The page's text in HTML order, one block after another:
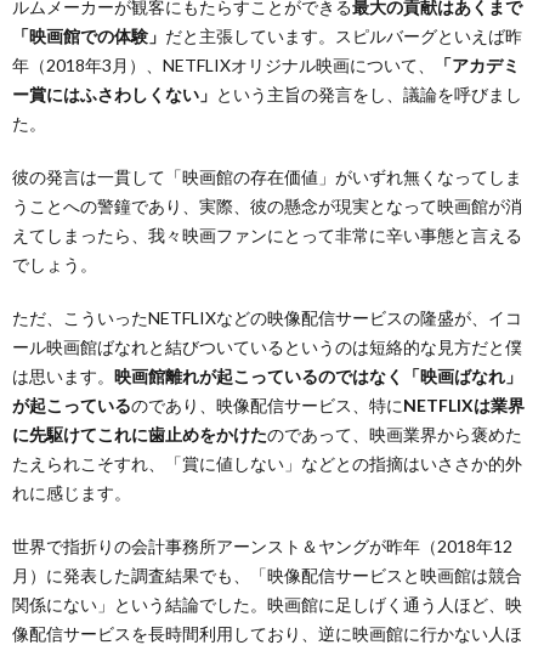
ルムメーカーが観客にもたらすことができる最大の貢献はあくまで
「映画館での体験」 だと主張しています。スピルバーグといえば昨
年（2018年3月）、NETFLIXオリジナル映画について、
「アカデミ
ー賞にはふさわしくない」 という主旨の発言をし、議論を呼びまし
た。
彼の発言は一貫して「映画館の存在価値」がいずれ無くなってしま
うことへの警鐘であり、実際、彼の懸念が現実となって映画館が消
えてしまったら、我々映画ファンにとって非常に辛い事態と言える
でしょう。
ただ、こういったNETFLIXなどの映像配信サービスの隆盛が、イコ
ール映画館ばなれと結びついているというのは短絡的な見方だと僕
は思います。 映画館離れが起こっているのではなく「映画ばなれ」
が起こっているのであり、映像配信サービス、特にNETFLIXは業界
に先駆けてこれに歯止めをかけたのであって、映画業界から褒めた
たえられこそすれ、「賞に値しない」などとの指摘はいささか的外
れに感じます。
世界で指折りの会計事務所アーンスト＆ヤングが昨年（2018年12
月）に発表した調査結果でも、「映像配信サービスと映画館は競合
関係にない」という結論でした。映画館に足しげく通う人ほど、映
像配信サービスを長時間利用しており、逆に映画館に行かない人ほ